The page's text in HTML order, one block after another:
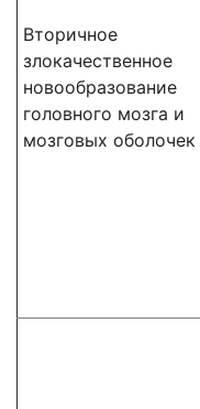
Вторичное
злокачественное
новообразование
головного мозга и
мозговых оболочек